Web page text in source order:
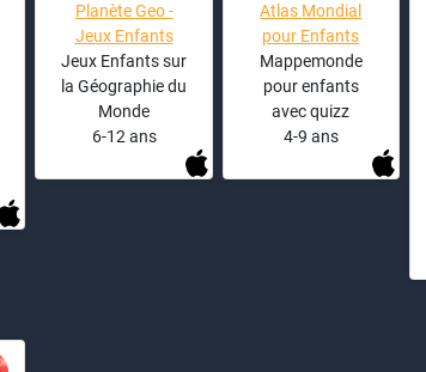
Planète Geo -
Jeux Enfants
Jeux Enfants sur
la Géographie du
Monde
6-12 ans
Atlas Mondial
pour Enfants
Mappemonde
pour enfants
avec quizz
4-9 ans